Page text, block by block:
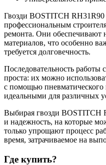
Гвозди BOSTITCH RH31R90
профессиональным
ремонта. Они обеспечивают
материалов, что особенно
требуется долговечность.
Последовательность работы
проста: их можно
с помощью пневматического
идеальными для различных
Выбирая гвозди BOSTITCH
и надежность, на которые
только упрощают процесс
время, затрачиваемое на
Где купить?